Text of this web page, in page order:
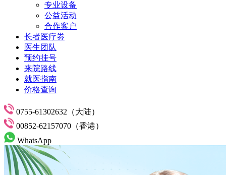
专业设备
公益活动
合作客户
长者医疗劵
医生团队
预约挂号
来院路线
就医指南
价格查询
0755-61302632（大陆）
00852-62157070（香港）
WhatsApp